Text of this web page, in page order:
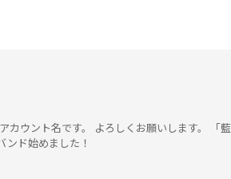
カウント名です。 よろしくお願いします。 「藍
ンド始めました！